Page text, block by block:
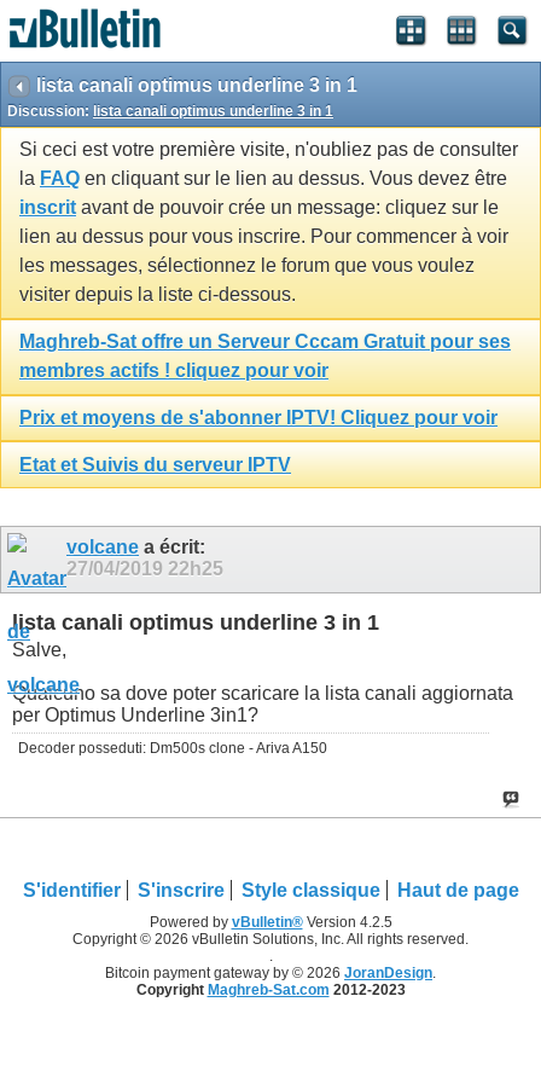
lista canali optimus underline 3 in 1
Discussion: lista canali optimus underline 3 in 1
Si ceci est votre première visite, n'oubliez pas de consulter
la FAQ en cliquant sur le lien au dessus. Vous devez être
inscrit avant de pouvoir crée un message: cliquez sur le
lien au dessus pour vous inscrire. Pour commencer à voir
les messages, sélectionnez le forum que vous voulez
visiter depuis la liste ci-dessous.
Maghreb-Sat offre un Serveur Cccam Gratuit pour ses
membres actifs ! cliquez pour voir
Prix et moyens de s'abonner IPTV! Cliquez pour voir
Etat et Suivis du serveur IPTV
volcane a écrit:
27/04/2019 22h25
lista canali optimus underline 3 in 1
Salve,
Qualcuno sa dove poter scaricare la lista canali aggiornata
per Optimus Underline 3in1?
Decoder posseduti: Dm500s clone - Ariva A150
S'identifier S'inscrire Style classique Haut de page
Powered by vBulletin®Version 4.2.5
Copyright © 2026 vBulletin Solutions, Inc. All rights reserved.
.
Bitcoin payment gateway by © 2026 JoranDesign.
Copyright Maghreb-Sat.com 2012-2023